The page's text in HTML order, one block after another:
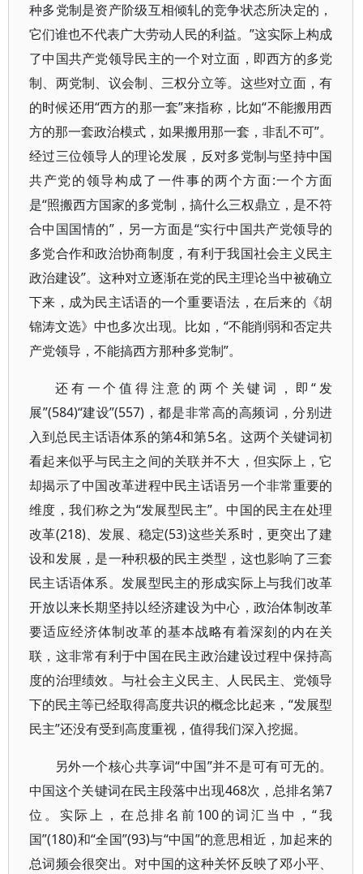
种多党制是资产阶级互相倾轧的竞争状态所决定的，
它们谁也不代表广大劳动人民的利益。”这实际上构成
了中国共产党领导民主的一个对立面，即西方的多党
制、两党制、议会制、三权分立等。这些对立面，有
的时候还用“西方的那一套”来指称，比如“不能搬用西
方的那一套政治模式，如果搬用那一套，非乱不可”。
经过三位领导人的理论发展，反对多党制与坚持中国
共产党的领导构成了一件事的两个方面:一个方面
是“照搬西方国家的多党制，搞什么三权鼎立，是不符
合中国国情的”，另一方面是“实行中国共产党领导的
多党合作和政治协商制度，有利于我国社会主义民主
政治建设”。这种对立逐渐在党的民主理论当中被确立
下来，成为民主话语的一个重要语法，在后来的《胡
锦涛文选》中也多次出现。比如，“不能削弱和否定共
产党领导，不能搞西方那种多党制”。
还有一个值得注意的两个关键词，即“发
展”(584)“建设”(557)，都是非常高的高频词，分别进
入到总民主话语体系的第4和第5名。这两个关键词初
看起来似乎与民主之间的关联并不大，但实际上，它
却揭示了中国改革进程中民主话语另一个非常重要的
维度，我们称之为“发展型民主”。中国的民主在处理
改革(218)、发展、稳定(53)这些关系时，更突出了建
设和发展，是一种积极的民主类型，这也影响了三套
民主话语体系。发展型民主的形成实际上与我们改革
开放以来长期坚持以经济建设为中心，政治体制改革
要适应经济体制改革的基本战略有着深刻的内在关
联，这非常有利于中国在民主政治建设过程中保持高
度的治理绩效。与社会主义民主、人民民主、党领导
下的民主等已经取得高度共识的概念比起来，“发展型
民主”还没有受到高度重视，值得我们深入挖掘。
另外一个核心共享词“中国”并不是可有可无的。
中国这个关键词在民主段落中出现468次，总排名第7
位。实际上，在总排名前100的词汇当中，“我
国”(180)和“全国”(93)与“中国”的意思相近，加起来的
总词频会很突出。对中国的这种关怀反映了邓小平、